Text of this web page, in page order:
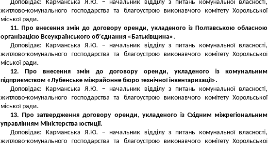
Доповідає: Карманська Я.Ю. – начальник відділу з питань комунальної власності,
житлово-комунального господарства та благоустрою виконавчого комітету Хорольської
міської ради.
11. Про внесення змін до договору оренди, укладеного із Полтавською обласною
організацією Всеукраїнського об’єднання «Батьківщина».
Доповідає: Карманська Я.Ю. – начальник відділу з питань комунальної власності,
житлово-комунального господарства та благоустрою виконавчого комітету Хорольської
міської ради.
12. Про внесення змін до договору оренди, укладеного із комунальним
підприємством «Лубенське міжрайонне бюро технічної інвентаризації».
Доповідає: Карманська Я.Ю. – начальник відділу з питань комунальної власності,
житлово-комунального господарства та благоустрою виконавчого комітету Хорольської
міської ради.
13. Про затвердження договору оренди, укладеного із Східним міжрегіональним
управлінням Міністерства юстиції.
Доповідає: Карманська Я.Ю. – начальник відділу з питань комунальної власності,
житлово-комунального господарства та благоустрою виконавчого комітету Хорольської